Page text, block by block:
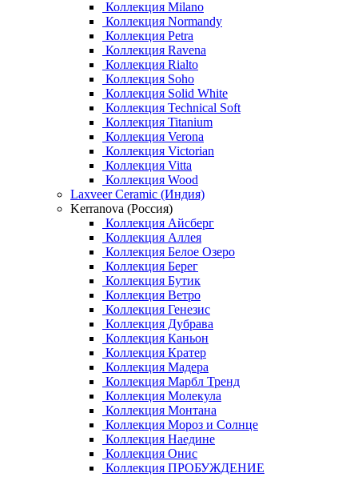
Коллекция Milano
Коллекция Normandy
Коллекция Petra
Коллекция Ravena
Коллекция Rialto
Коллекция Soho
Коллекция Solid White
Коллекция Technical Soft
Коллекция Titanium
Коллекция Verona
Коллекция Victorian
Коллекция Vitta
Коллекция Wood
Laxveer Ceramic (Индия)
Kerranova (Россия)
Коллекция Айсберг
Коллекция Аллея
Коллекция Белое Озеро
Коллекция Берег
Коллекция Бутик
Коллекция Ветро
Коллекция Генезис
Коллекция Дубрава
Коллекция Каньон
Коллекция Кратер
Коллекция Мадера
Коллекция Марбл Тренд
Коллекция Молекула
Коллекция Монтана
Коллекция Мороз и Солнце
Коллекция Наедине
Коллекция Онис
Коллекция ПРОБУЖДЕНИЕ